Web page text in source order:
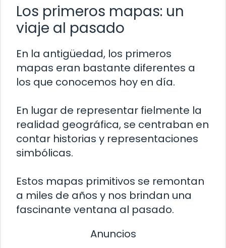
Los primeros mapas: un
viaje al pasado
En la antigüedad, los primeros
mapas eran bastante diferentes a
los que conocemos hoy en día.
En lugar de representar fielmente la
realidad geográfica, se centraban en
contar historias y representaciones
simbólicas.
Estos mapas primitivos se remontan
a miles de años y nos brindan una
fascinante ventana al pasado.
Anuncios